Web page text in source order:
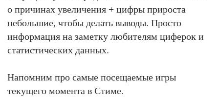
о причинах увеличения + цифры прироста
небольшие, чтобы делать выводы. Просто
информация на заметку любителям циферок и
статистических данных.
Напомним про самые посещаемые игры
текущего момента в Стиме.